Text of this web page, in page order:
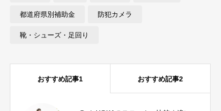
都道府県別補助金 防犯カメラ
靴・シューズ・足回り
おすすめ記事1 おすすめ記事2